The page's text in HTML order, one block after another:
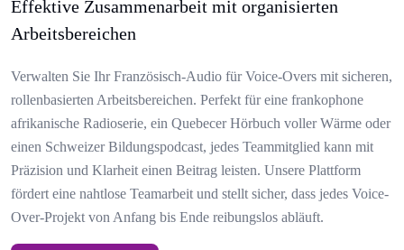
Effektive Zusammenarbeit mit organisierten
Arbeitsbereichen
Verwalten Sie Ihr Französisch-Audio für Voice-Overs mit sicheren,
rollenbasierten Arbeitsbereichen. Perfekt für eine frankophone
afrikanische Radioserie, ein Quebecer Hörbuch voller Wärme oder
einen Schweizer Bildungspodcast, jedes Teammitglied kann mit
Präzision und Klarheit einen Beitrag leisten. Unsere Plattform
fördert eine nahtlose Teamarbeit und stellt sicher, dass jedes Voice-
Over-Projekt von Anfang bis Ende reibungslos abläuft.